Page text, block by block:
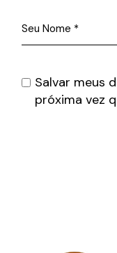
Salvar meus
próxima vez